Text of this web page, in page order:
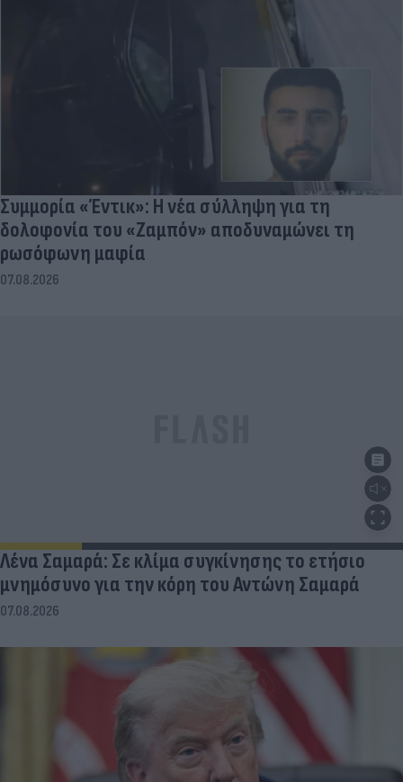
Συμμορία «Έντικ»: Η νέα σύλληψη για τη
δολοφονία του «Ζαμπόν» αποδυναμώνει τη
ρωσόφωνη μαφία
07.08.2026
Λένα Σαμαρά: Σε κλίμα συγκίνησης το ετήσιο
μνημόσυνο για την κόρη του Αντώνη Σαμαρά
07.08.2026